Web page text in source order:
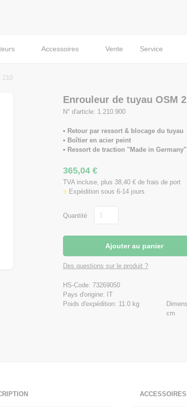
Accessoires Vente Service
210
Enrouleur de tuyau OSM
N° d'article: 1.210.900
• Retour par ressort & blocage du tuyau
• Boîtier en acier peint
• Ressort de traction "Made in Germany"
365,04 €
TVA incluse, plus 38,40 € de frais de port
Expédition sous 6-14 jours
Quantité
Des questions sur le produit ?
HS-Code: 73269050
Pays d'origine: IT
Poids d'expédition: 11.0 kg
cm